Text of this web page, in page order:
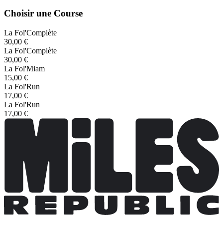
Choisir une Course
La Fol'Complète
30,00 €
La Fol'Complète
30,00 €
La Fol'Miam
15,00 €
La Fol'Run
17,00 €
La Fol'Run
17,00 €